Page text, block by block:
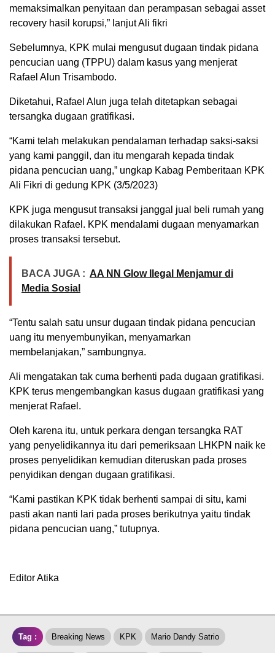
memaksimalkan penyitaan dan perampasan sebagai asset
recovery hasil korupsi,” lanjut Ali fikri
Sebelumnya, KPK mulai mengusut dugaan tindak pidana
pencucian uang (TPPU) dalam kasus yang menjerat
Rafael Alun Trisambodo.
Diketahui, Rafael Alun juga telah ditetapkan sebagai
tersangka dugaan gratifikasi.
“Kami telah melakukan pendalaman terhadap saksi-saksi
yang kami panggil, dan itu mengarah kepada tindak
pidana pencucian uang,” ungkap Kabag Pemberitaan KPK
Ali Fikri di gedung KPK (3/5/2023)
KPK juga mengusut transaksi janggal jual beli rumah yang
dilakukan Rafael. KPK mendalami dugaan menyamarkan
proses transaksi tersebut.
BACA JUGA : AA NN Glow Ilegal Menjamur di
Media Sosial
“Tentu salah satu unsur dugaan tindak pidana pencucian
uang itu menyembunyikan, menyamarkan
membelanjakan,” sambungnya.
Ali mengatakan tak cuma berhenti pada dugaan gratifikasi.
KPK terus mengembangkan kasus dugaan gratifikasi yang
menjerat Rafael.
Oleh karena itu, untuk perkara dengan tersangka RAT
yang penyelidikannya itu dari pemeriksaan LHKPN naik ke
proses penyelidikan kemudian diteruskan pada proses
penyidikan dengan dugaan gratifikasi.
“Kami pastikan KPK tidak berhenti sampai di situ, kami
pasti akan nanti lari pada proses berikutnya yaitu tindak
pidana pencucian uang,” tutupnya.
Editor Atika
Tag : Breaking News KPK Mario Dandy Satrio